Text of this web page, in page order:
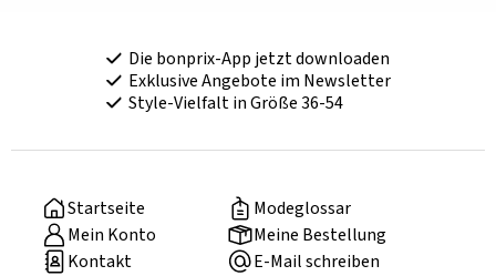
Die bonprix-App jetzt downloaden
Exklusive Angebote im Newsletter
Style-Vielfalt in Größe 36-54
Startseite
Modeglossar
Mein Konto
Meine Bestellung
Kontakt
E-Mail schreiben